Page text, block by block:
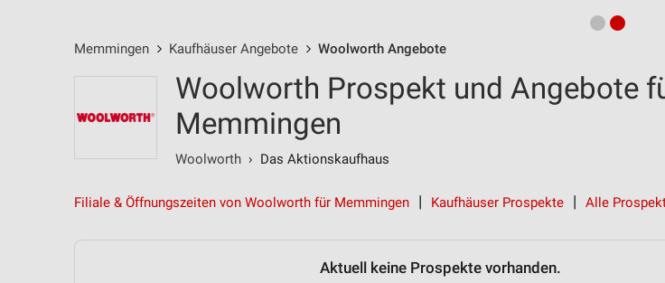
Memmingen Kaufhäuser Angebote Woolworth Angebote
Woolworth Prospekt und Angebote
Memmingen
Woolworth › Das Aktionskaufhaus
Filiale & Öffnungszeiten von Woolworth für Memmingen Kaufhäuser Prospekte Alle
Aktuell keine Prospekte vorhanden.